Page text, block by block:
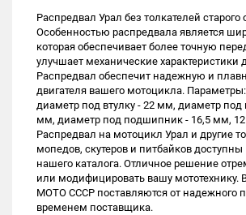
Распредвал Урал без толкателей старого
Особенностью распредвала является
которая обеспечивает более точную
улучшает механические характеристики
Распредвал обеспечит надежную и
двигателя вашего мотоцикла.
диаметр под втулку - 22 мм, диаметр
мм, диаметр под подшипник - 16,5 мм,
Распредвал на мотоцикл Урал и другие
мопедов, скутеров и питбайков доступны
нашего каталога. Отличное решение
или модифицировать вашу мототехнику.
МОТО СССР поставляются от надежного
временем поставщика.